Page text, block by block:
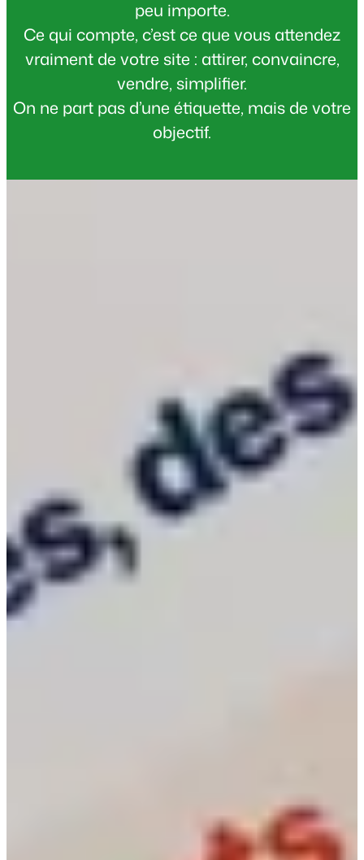
peu importe.
Ce qui compte, c’est ce que vous attendez
vraiment de votre site : attirer, convaincre,
vendre, simplifier.
On ne part pas d’une étiquette, mais de votre
objectif.